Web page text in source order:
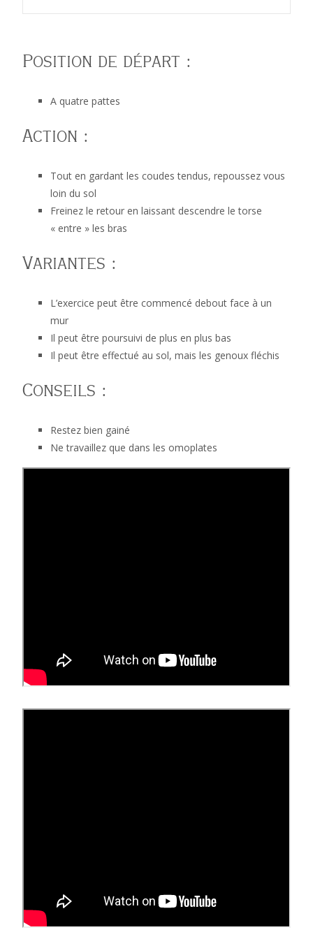
progression
scapulaires contre mur ou sol en progression
Position de départ :
A quatre pattes
Action :
Tout en gardant les coudes tendus, repoussez vous
loin du sol
Freinez le retour en laissant descendre le torse
« entre » les bras
Variantes :
L’exercice peut être commencé debout face à un
mur
Il peut être poursuivi de plus en plus bas
Il peut être effectué au sol, mais les genoux fléchis
Conseils :
Restez bien gainé
Ne travaillez que dans les omoplates